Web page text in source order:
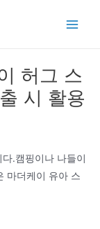
허그 스
시 활용
.캠핑이나 나들이
마더케이 유아 스